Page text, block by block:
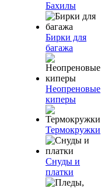
Бахилы
Бирки для
багажа
Неопреновые
киперы
Термокружки
Снуды и
платки